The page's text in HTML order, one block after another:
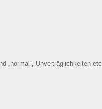
„normal“, Unverträglichkeiten